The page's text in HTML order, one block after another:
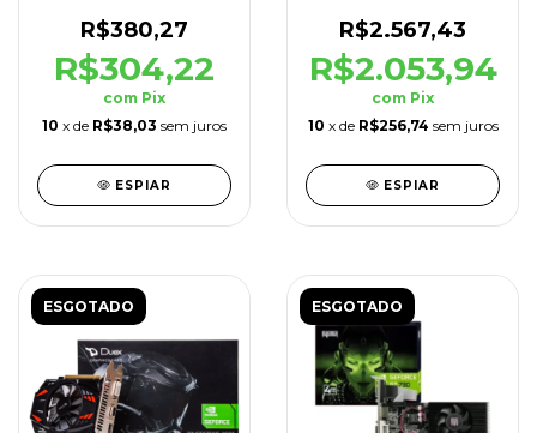
R$380,27
R$304,22
com Pix
10 x de R$38,03 sem juros
ESPIAR
R$2.567,43
R$2.053,94
com Pix
10 x de R$256,74 sem juros
ESPIAR
ESGOTADO ESGOTADO